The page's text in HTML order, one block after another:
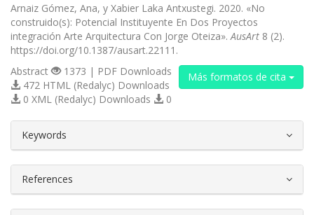
Arnaiz Gómez, Ana, y Xabier Laka Antxustegi. 2020. «No
construido(s): Potencial Instituyente En Dos Proyectos
integración Arte Arquitectura Con Jorge Oteiza». AusArt 8 (2).
https://doi.org/10.1387/ausart.22111.
Más formatos de cita
Abstract
1373 | PDF Downloads
472 HTML (Redalyc) Downloads
0 XML (Redalyc) Downloads
0
Keywords
References